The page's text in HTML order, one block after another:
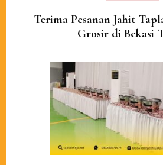
Terima Pesanan Jahit
Grosir di Bekasi